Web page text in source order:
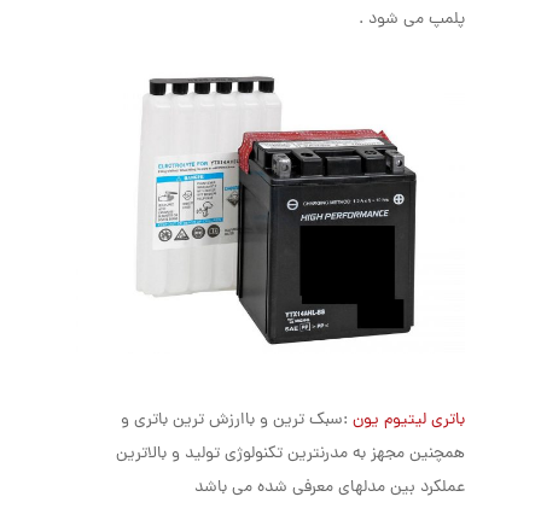
پلمپ می شود .
باتری لیتیوم یون :سبک ترین و باارزش ترین باتری و
همچنین مجهز به مدرنترین تکنولوژی تولید و بالاترین
عملکرد بین مدلهای معرفی شده می باشد